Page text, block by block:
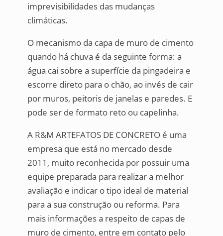
imprevisibilidades das mudanças
climáticas.
O mecanismo da capa de muro de cimento
quando há chuva é da seguinte forma: a
água cai sobre a superfície da pingadeira e
escorre direto para o chão, ao invés de cair
por muros, peitoris de janelas e paredes. E
pode ser de formato reto ou capelinha.
A R&M ARTEFATOS DE CONCRETO é uma
empresa que está no mercado desde
2011, muito reconhecida por possuir uma
equipe preparada para realizar a melhor
avaliação e indicar o tipo ideal de material
para a sua construção ou reforma. Para
mais informações a respeito de capas de
muro de cimento, entre em contato pelo